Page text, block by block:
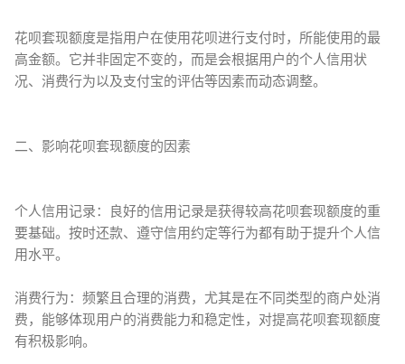
花呗套现额度是指用户在使用花呗进行支付时，所能使用的最
高金额。它并非固定不变的，而是会根据用户的个人信用状
况、消费行为以及支付宝的评估等因素而动态调整。
二、影响花呗套现额度的因素
个人信用记录：良好的信用记录是获得较高花呗套现额度的重
要基础。按时还款、遵守信用约定等行为都有助于提升个人信
用水平。
消费行为：频繁且合理的消费，尤其是在不同类型的商户处消
费，能够体现用户的消费能力和稳定性，对提高花呗套现额度
有积极影响。